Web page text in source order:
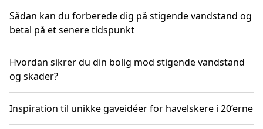
Sådan kan du forberede dig på stigende vandstand og
betal på et senere tidspunkt
Hvordan sikrer du din bolig mod stigende vandstand
og skader?
Inspiration til unikke gaveidéer for havelskere i 20’erne